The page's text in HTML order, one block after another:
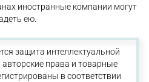
иностранные компании могут
ею.
защита интеллектуальной
права и товарные
в соответствии